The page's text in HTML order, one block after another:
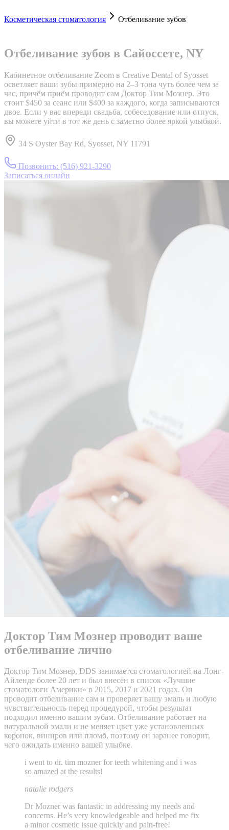
Косметическая стоматология Отбеливание зубов
Отбеливание зубов в Сайоссете, NY
Кабинетное отбеливание Zoom в Creative Dental of Syosset
осветляет ваши зубы примерно на 2–3 тона чуть более чем за
час, причём приём проводит сам Доктор Тим Мознер. Это
стоит $450 за сеанс или $400 за каждого, когда записываются
двое. Если у вас впереди свадьба, собеседование или отпуск,
вы можете уйти в тот же день с заметно более яркой улыбкой.
34 S Oyster Bay Rd, Syosset, NY 11791
Позвонить: (516) 921-3290
Записаться онлайн
Доктор Тим Мознер проводит ваше
отбеливание лично
Доктор Тим Мознер, DDS занимается стоматологией на Лонг-
Айленде более 20 лет и был внесён в список «Лучшие
стоматологи Америки» в 2015, 2017 и 2021 годах. Он
проводит отбеливание сам и проверяет вашу эмаль и любую
чувствительность перед процедурой, чтобы результат
подходил именно вашим зубам. Отбеливание работает на
натуральной эмали и не меняет цвет уже установленных
коронок, виниров или пломб, поэтому он заранее говорит,
чего ожидать именно вашей улыбке.
i went to dr. tim mozner for teeth whitening and i was
so amazed at the results!
natalie rodgers
Dr Mozner was fantastic in addressing my needs and
concerns. He’s very knowledgeable and helped me fix
a minor cosmetic issue quickly and pain-free!